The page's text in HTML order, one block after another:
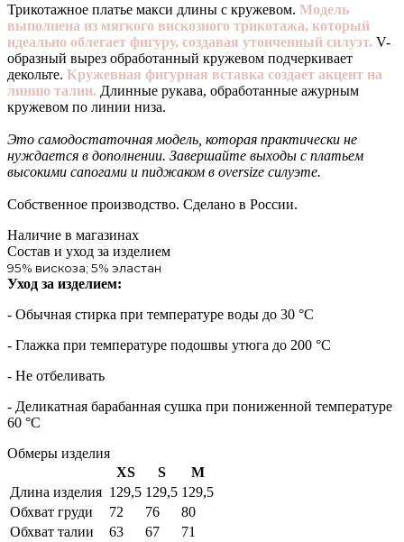
Трикотажное платье макси длины с кружевом. Модель
выполнена из мягкого вискозного трикотажа, который
идеально облегает фигуру, создавая утонченный силуэт. V-
образный вырез обработанный кружевом подчеркивает
декольте. Кружевная фигурная вставка создает акцент на
линию талии. Длинные рукава, обработанные ажурным
кружевом по линии низа.
Это самодостаточная модель, которая практически не
нуждается в дополнении. Завершайте выходы с платьем
высокими сапогами и пиджаком в oversize силуэте.
Собственное производство. Сделано в России.
Наличие в магазинах
Состав и уход за изделием
95% вискоза; 5% эластан
Уход за изделием:
- Обычная стирка при температуре воды до 30 °C
- Глажка при температуре подошвы утюга до 200 °C
- Не отбеливать
- Деликатная барабанная сушка при пониженной температуре
60 °C
Обмеры изделия
XS
S
M
Длина изделия 129,5 129,5 129,5
Обхват груди
72 76
80
Обхват талии
63 67
71